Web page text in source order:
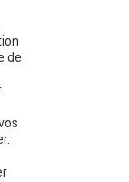
de